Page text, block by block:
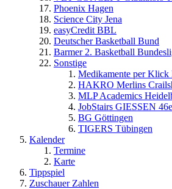
Phoenix Hagen
Science City Jena
easyCredit BBL
Deutscher Basketball Bund
Barmer 2. Basketball
Sonstige
Medikamente per Klick
HAKRO Merlins
MLP Academics
JobStairs GIESSEN
BG Göttingen
TIGERS Tübingen
Kalender
Termine
Karte
Tippspiel
Zuschauer Zahlen